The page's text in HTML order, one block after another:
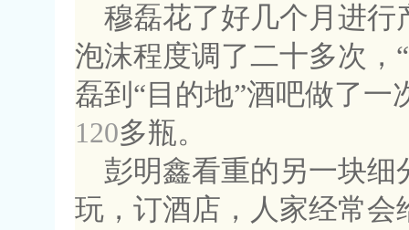
穆磊花了好几个月进
泡沫程度调了二十多次，
磊到“目的地”酒吧做了一
120多瓶。
彭明鑫看重的另一块细
玩，订酒店，人家经常会